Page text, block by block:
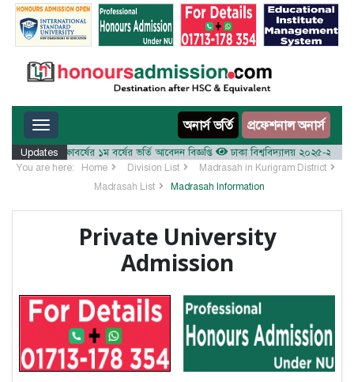
Toggle navigation অনার্স ভর্তি প্রফেশনাল অনার্স
Updates
২০২৫-২৬ শিক্ষাবর্ষের ১ম বর্ষের ভর্তি আবেদন বিজ্ঞপ্তি ঢাকা বিশ্ববিদ্যালয় ২০২৫-২৬
You are here: Home Division List
Madrasah in Kurigram District
Madrasah List
Madrasah Information
Private University
Admission